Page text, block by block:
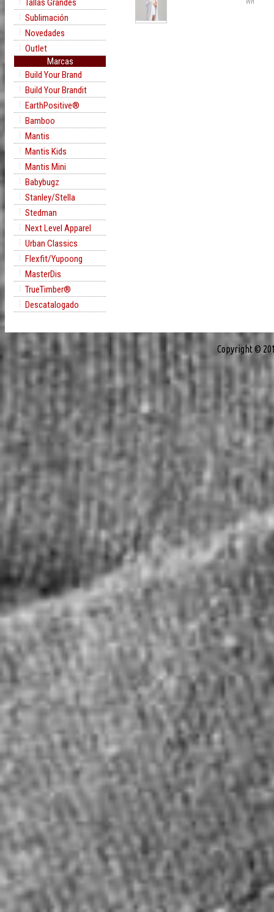
Tallas Grandes
Sublimación
Novedades
Outlet
Marcas
Build Your Brand
Build Your Brandit
EarthPositive®
Bamboo
Mantis
Mantis Kids
Mantis Mini
Babybugz
Stanley/Stella
Stedman
Next Level Apparel
Urban Classics
Flexfit/Yupoong
MasterDis
TrueTimber®
Descatalogado
Copyright ©